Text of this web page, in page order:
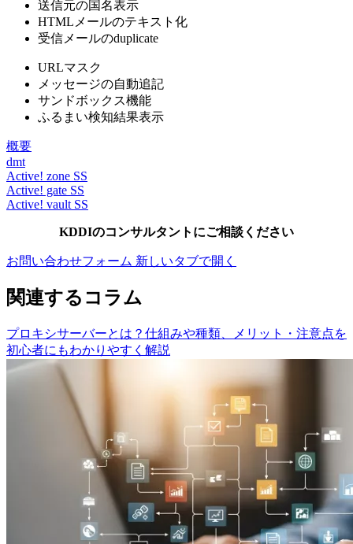
送信元の国名表示
HTMLメールのテキスト化
受信メールのduplicate
URLマスク
メッセージの自動追記
サンドボックス機能
ふるまい検知結果表示
概要
dmt
Active! zone SS
Active! gate SS
Active! vault SS
KDDIのコンサルタントにご相談ください
お問い合わせフォーム 新しいタブで開く
関連するコラム
プロキシサーバーとは？仕組みや種類、メリット・注意点を
初心者にもわかりやすく解説